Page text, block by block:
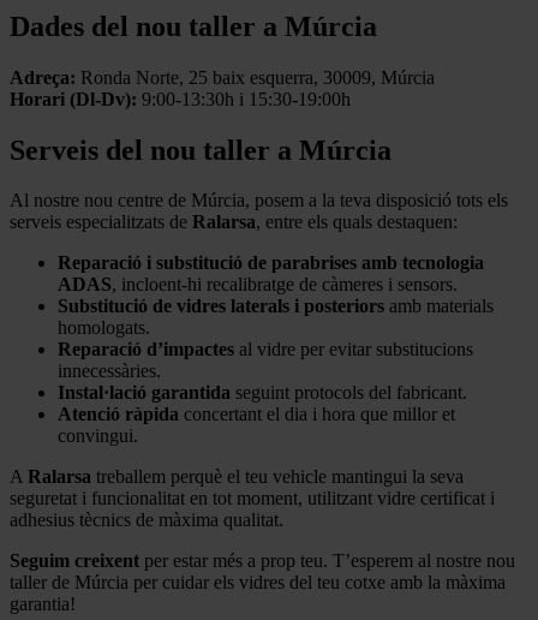
Dades del nou taller a Múrcia
Adreça: Ronda Norte, 25 baix esquerra, 30009, Múrcia
Horari (Dl-Dv): 9:00-13:30h i 15:30-19:00h
Serveis del nou taller a Múrcia
Al nostre nou centre de Múrcia, posem a la teva disposició tots els
serveis especialitzats de Ralarsa, entre els quals destaquen:
Reparació i substitució de parabrises amb tecnologia
ADAS, incloent-hi recalibratge de càmeres i sensors.
Substitució de vidres laterals i posteriors amb materials
homologats.
Reparació d’impactes al vidre per evitar substitucions
innecessàries.
Instal·lació garantida seguint protocols del fabricant.
Atenció ràpida concertant el dia i hora que millor et
convingui.
A Ralarsa treballem perquè el teu vehicle mantingui la seva
seguretat i funcionalitat en tot moment, utilitzant vidre certificat i
adhesius tècnics de màxima qualitat.
Seguim creixent per estar més a prop teu. T’esperem al nostre nou
taller de Múrcia per cuidar els vidres del teu cotxe amb la màxima
garantia!